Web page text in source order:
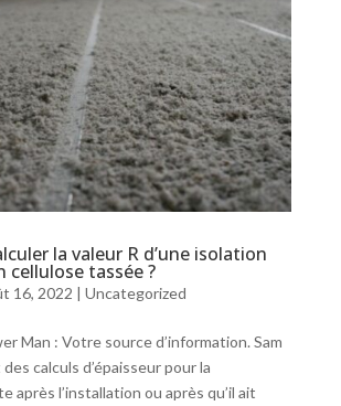
la valeur R d’une isolation
cellulose tassée ?
16, 2022 | Uncategorized
Man : Votre source d’information. Sam
calculs d’épaisseur pour la
après l’installation ou après qu’il ait